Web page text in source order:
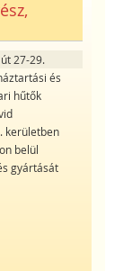
27-29.
és
hűtők
kerületben
belül
gyártását